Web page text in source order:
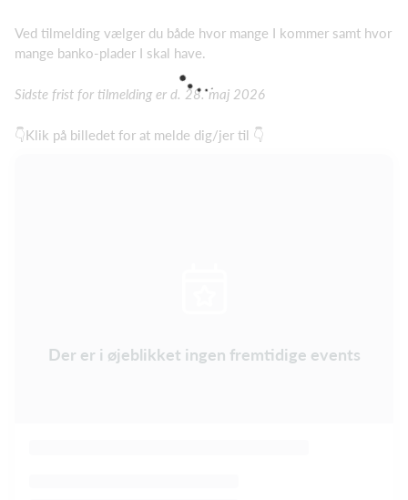
Ved tilmelding vælger du både hvor mange I kommer samt hvor
mange banko-plader I skal have.
Sidste frist for tilmelding er d. 28. maj 2026
👇Klik på billedet for at melde dig/jer til 👇
Der er i øjeblikket ingen fremtidige events